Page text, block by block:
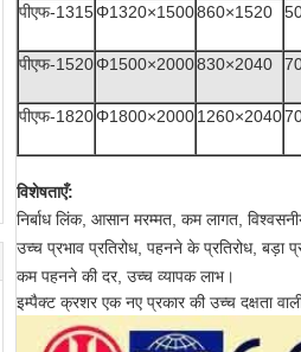
पीएफ-1315Φ1320×1500860×1520
पीएफ-1520Φ1500×2000830×2040
पीएफ-1820Φ1800×20001260×2040
विशेषताएँ:
निर्बाध लिंक, आसान मरम्मत, कम लागत,
उच्च प्रभाव प्रतिरोध, पहनने के प्रतिरोध, बड़ा
कम पहनने की दर, उच्च व्यापक लाभ।
इम्पैक्ट क्रशर एक नए प्रकार की उच्च दक्षता